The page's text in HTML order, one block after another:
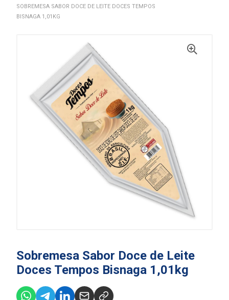
SOBREMESA SABOR DOCE DE LEITE DOCES TEMPOS
BISNAGA 1,01KG
Sobremesa Sabor Doce de Leite
Doces Tempos Bisnaga 1,01kg